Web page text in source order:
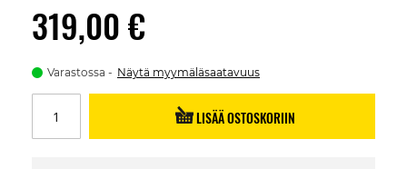
319,00 €
Varastossa Näytä myymäläsaatavuus
LISÄÄ OSTOSKORIIN